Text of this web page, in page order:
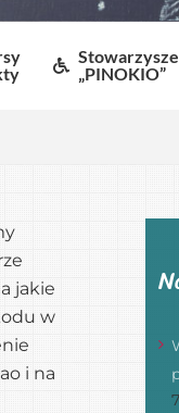
„PINOKIO”
jakie
w
i na